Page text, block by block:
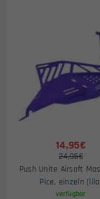
14,95€
24,95€
Push Unite Airsoft
Pice, einzeln
verfügbar